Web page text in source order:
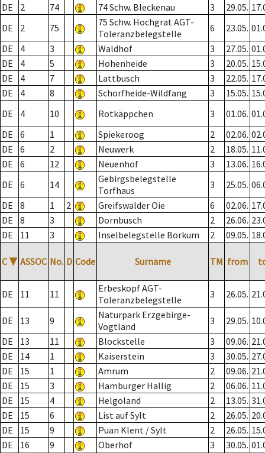
DE
2 74 74 Schw. Bleckenau 3 29.05.
DE
2 75
75 Schw. Hochgrat AGT-
Toleranzbelegstelle
6 23.05.
DE
4 3 Waldhof 3 27.05.
DE
4 5 Hohenheide 3 20.05.
DE
4 7 Lattbusch 3 22.05.
DE
4 8 Schorfheide-Wildfang 3 15.05.
DE
4 10 Rotkäppchen 3 01.06.
DE
6 1 Spiekeroog 2 02.06.
DE
6 2 Neuwerk 2 18.05.
DE
6 12 Neuenhof 3 13.06.
DE
6 14
Gebirgsbelegstelle
Torfhaus
3 25.05.
DE
8 1 2 Greifswalder Oie 6 02.06.
DE
8 3 Dornbusch 2 26.06.
DE
11 3 Inselbelegstelle Borkum 2 09.05.
C ▼ ASSOC No. D Code Surname TM from
DE 11 11
Erbeskopf AGT-
Toleranzbelegstelle
3 26.05.
DE 13 9
Naturpark Erzgebirge-
Vogtland
3 29.05.
DE
13 11 Blockstelle 3 09.06.
DE
14 1 Kaiserstein 3 30.05.
DE
15 1 Amrum 2 09.06.
DE
15 3 Hamburger Hallig 2 06.06.
DE
15 4 Helgoland 2 13.05.
DE
15 6 List auf Sylt 2 26.05.
DE
15 9 Puan Klent / Sylt 2 26.05.
DE
16 9 Oberhof 3 30.05.